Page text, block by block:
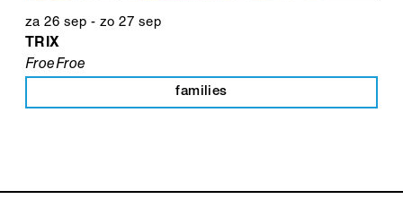
za 26 sep - zo 27 sep
TRIX
FroeFroe
families